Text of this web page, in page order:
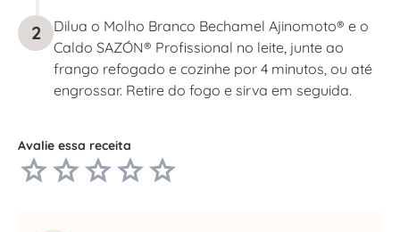
2
Dilua o Molho Branco Bechamel Ajinomoto® e o
Caldo SAZÓN® Profissional no leite, junte ao
frango refogado e cozinhe por 4 minutos, ou até
engrossar. Retire do fogo e sirva em seguida.
Avalie essa receita